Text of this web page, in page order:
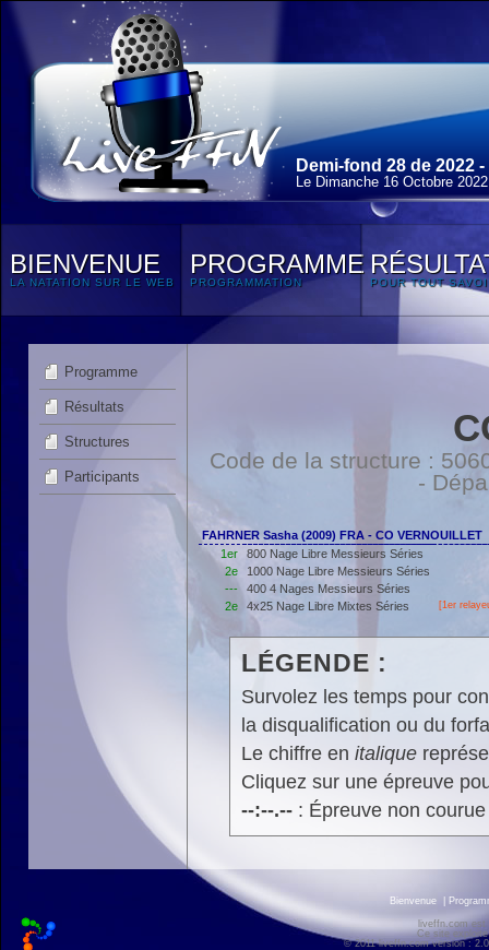
Demi-fond 28 de 2022 -
Le Dimanche 16 Octobre 2022
BIENVENUE
LA NATATION SUR LE WEB
PROGRAMME
PROGRAMMATION POUR TOUT
Programme
Résultats
Structures
Participants
Code de la structure :
-
FAHRNER Sasha (2009) FRA - CO VERNOUILLET
1er
800 Nage Libre Messieurs Séries
2e
1000 Nage Libre Messieurs Séries
---
400 4 Nages Messieurs Séries
2e
4x25 Nage Libre Mixtes Séries [1er
LÉGENDE :
Survolez les temps pour
la disqualification ou du
Le chiffre en italique
Cliquez sur une épreuve
--:--.--: Épreuve non
Bienvenue
liveffn.com est
Ce site
© 2011 liveffn.com version :